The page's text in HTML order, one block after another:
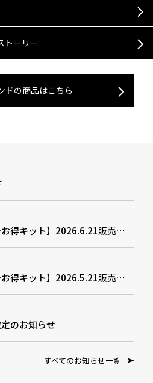
化粧水
美容液
マスク
マッサージクリーム
コットン
ファンデーション
フェイスカラー
リップスティック
リップライナー
アイシャドウ
トーリー
ドの商品はこちら
【クレ・ド・ポーボーテお得キット】2026.6.21販売開始
【クレ・ド・ポーボーテお得キット】2026.5.21販売開始
のお知らせ
すべてのお知らせ一覧